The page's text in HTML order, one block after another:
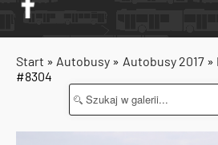
Start » Autobusy » Autobusy 2017»
#8304